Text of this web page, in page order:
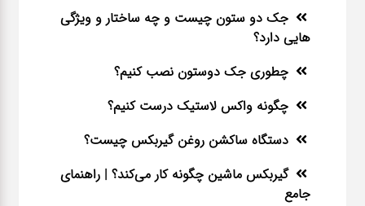
جک دو ستون چیست و چه ساختار و ویژگی
هایی دارد؟
چطوری جک دوستون نصب کنیم؟
چگونه واکس لاستیک درست کنیم؟
دستگاه ساکشن روغن گیربکس چیست؟
گیربکس ماشین چگونه کار می‌کند؟ | راهنمای
جامع